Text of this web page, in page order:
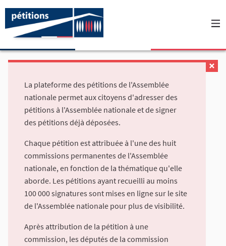
La plateforme des pétitions de l'Assemblée
nationale permet aux citoyens d'adresser des
pétitions à l'Assemblée nationale et de signer
des pétitions déjà déposées.
Chaque pétition est attribuée à l'une des huit
commissions permanentes de l'Assemblée
nationale, en fonction de la thématique qu'elle
aborde. Les pétitions ayant recueilli au moins
100 000 signatures sont mises en ligne sur le site
de l'Assemblée nationale pour plus de visibilité.
Après attribution de la pétition à une
commission, les députés de la commission